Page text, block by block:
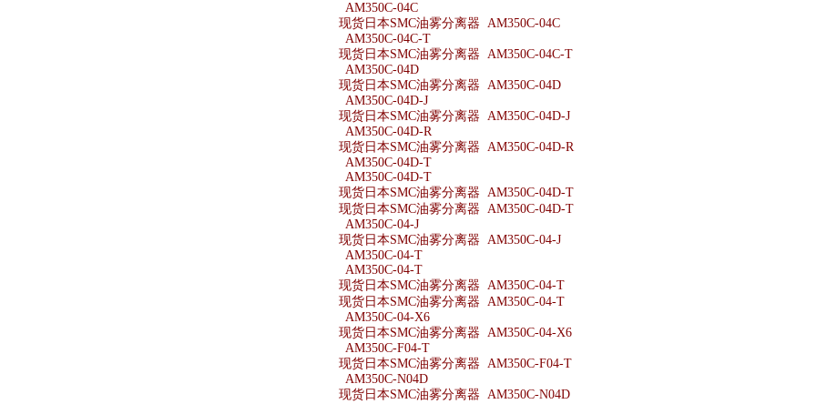
AM350C-04C
现货日本SMC油雾分离器 AM350C-04C
AM350C-04C-T
现货日本SMC油雾分离器 AM350C-04C-T
AM350C-04D
现货日本SMC油雾分离器 AM350C-04D
AM350C-04D-J
现货日本SMC油雾分离器 AM350C-04D-J
AM350C-04D-R
现货日本SMC油雾分离器 AM350C-04D-R
AM350C-04D-T
AM350C-04D-T
现货日本SMC油雾分离器 AM350C-04D-T
现货日本SMC油雾分离器 AM350C-04D-T
AM350C-04-J
现货日本SMC油雾分离器 AM350C-04-J
AM350C-04-T
AM350C-04-T
现货日本SMC油雾分离器 AM350C-04-T
现货日本SMC油雾分离器 AM350C-04-T
AM350C-04-X6
现货日本SMC油雾分离器 AM350C-04-X6
AM350C-F04-T
现货日本SMC油雾分离器 AM350C-F04-T
AM350C-N04D
现货日本SMC油雾分离器 AM350C-N04D